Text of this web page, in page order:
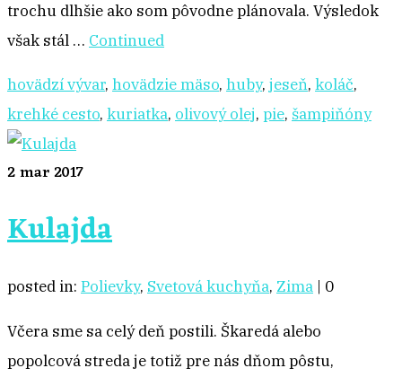
trochu dlhšie ako som pôvodne plánovala. Výsledok
však stál … Continued
hovädzí vývar, hovädzie mäso, huby, jeseň, koláč,
krehké cesto, kuriatka, olivový olej, pie, šampiňóny
2mar 2017
Kulajda
posted in: Polievky, Svetová kuchyňa, Zima | 0
Včera sme sa celý deň postili. Škaredá alebo
popolcová streda je totiž pre nás dňom pôstu,